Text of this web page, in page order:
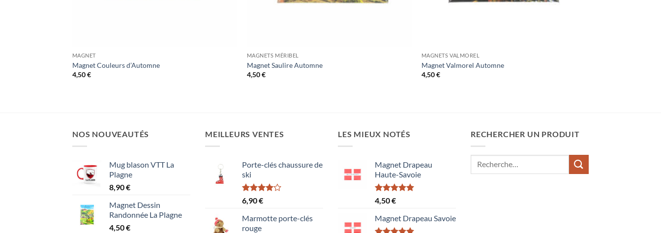
MAGNET
Magnet Couleurs d’Automne
4,50€
MAGNETS MÉRIBEL
Magnet Saulire Automne
4,50€
MAGNETS VALMOREL
Magnet Valmorel Automne
4,50€
NOS NOUVEAUTÉS
Mug blason VTT La
Plagne
8,90€
Magnet Dessin
Randonnée La Plagne
4,50€
MEILLEURS VENTES
Porte-clés chaussure de
ski
Note
4.00
5
6,90€
Marmotte porte-clés
rouge
LES MIEUX NOTÉS
Magnet Drapeau
Haute-Savoie
Note5.00
sur 5
4,50€
Magnet Drapeau Savoie
RECHERCHER UN PRODUIT
Recherche